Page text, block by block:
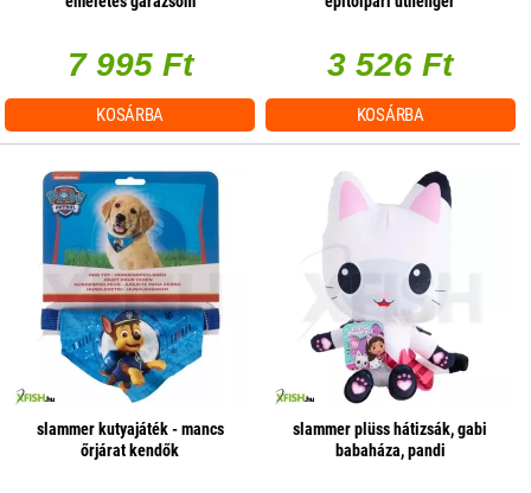
7 995 Ft
KOSÁRBA
3 526 Ft
KOSÁRBA
slammer kutyajáték - mancs
őrjárat kendők
slammer plüss hátizsák, gabi
babaháza, pandi